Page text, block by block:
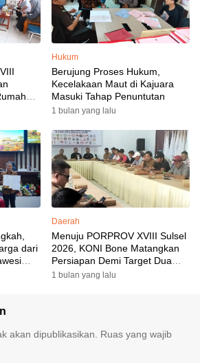
Hukum
Berujung Proses Hukum,
Kecelakaan Maut di Kajuara
Masuki Tahap Penuntutan
1 bulan yang lalu
dari
Daerah
Menuju PORPROV XVIII Sulsel
2026, KONI Bone Matangkan
Persiapan Demi Target Dua
Besar
1 bulan yang lalu
akan dipublikasikan.
Ruas yang wajib